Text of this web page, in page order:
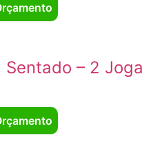
Sentado – 2